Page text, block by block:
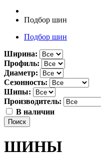
Подбор шин
Подбор шин
Ширина:
Профиль:
Диаметр:
Сезонность:
Шипы:
Производитель:
В наличии
Поиск
ШИНЫ